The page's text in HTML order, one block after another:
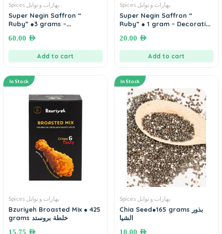
Spices بهارات و توابل
Super Negin Saffron “
Ruby” ●3 grams –
60.00 AED
Add to cart
Spices بهارات و توابل
Super Negin Saffron “
Ruby” ● 1 gram – Decorative
20.00 AED
Add to cart
In Stock
Spices بهارات و توابل
Bzuriyeh Broasted Mix ● 425
grams خلطة بروستد
15.75 AED
In Stock
Spices بهارات و توابل
Chia Seed●165 grams بذور
الشيا
10.00 AED